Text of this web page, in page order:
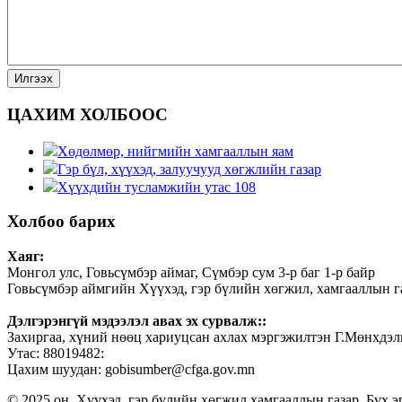
ЦАХИМ ХОЛБООС
Хөдөлмөр, нийгмийн хамгааллын яам
Гэр бүл, хүүхэд, залуучууд хөгжлийн газар
Хүүхдийн тусламжийн утас 108
Холбоо барих
Хаяг:
Монгол улс, Говьсүмбэр аймаг, Сүмбэр сум 3-р баг 1-р байр
Говьсүмбэр аймгийн Хүүхэд, гэр бүлийн хөгжил, хамгааллын
Дэлгэрэнгүй мэдээлэл авах эх сурвалж::
Захиргаа, хүний нөөц хариуцсан ахлах мэргэжилтэн
Утас: 88019482:
Цахим шуудан: gobisumber@cfga.gov.mn